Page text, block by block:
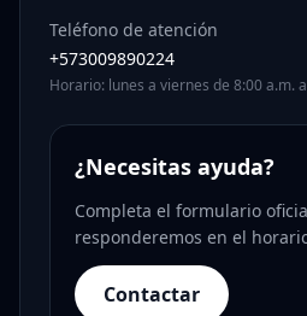
Teléfono de atención
+573009890224
Horario: lunes a viernes de 8:00 a.m.
¿Necesitas ayuda?
Completa el formulario
responderemos en el
Contactar